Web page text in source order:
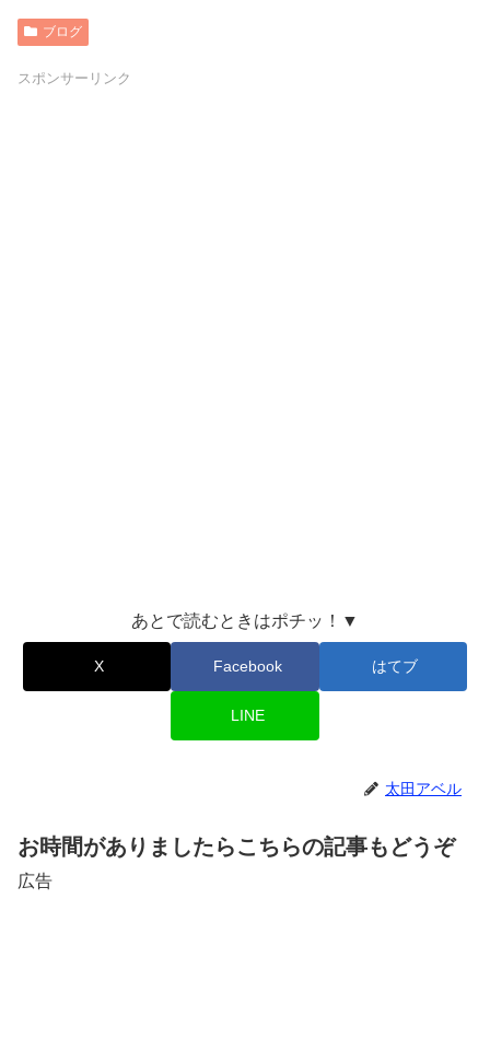
ブログ
スポンサーリンク
あとで読むときはポチッ！▼
X Facebook はてブ
LINE
太田アベル
お時間がありましたらこちらの記事もどうぞ
広告